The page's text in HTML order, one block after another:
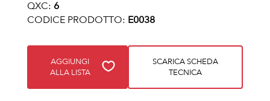
QXC: 6
CODICE PRODOTTO: E0038
AGGIUNGI
ALLA LISTA
SCARICA SCHEDA
TECNICA